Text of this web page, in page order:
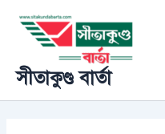
content
সীতাকুণ্ড বার্তা
navigation